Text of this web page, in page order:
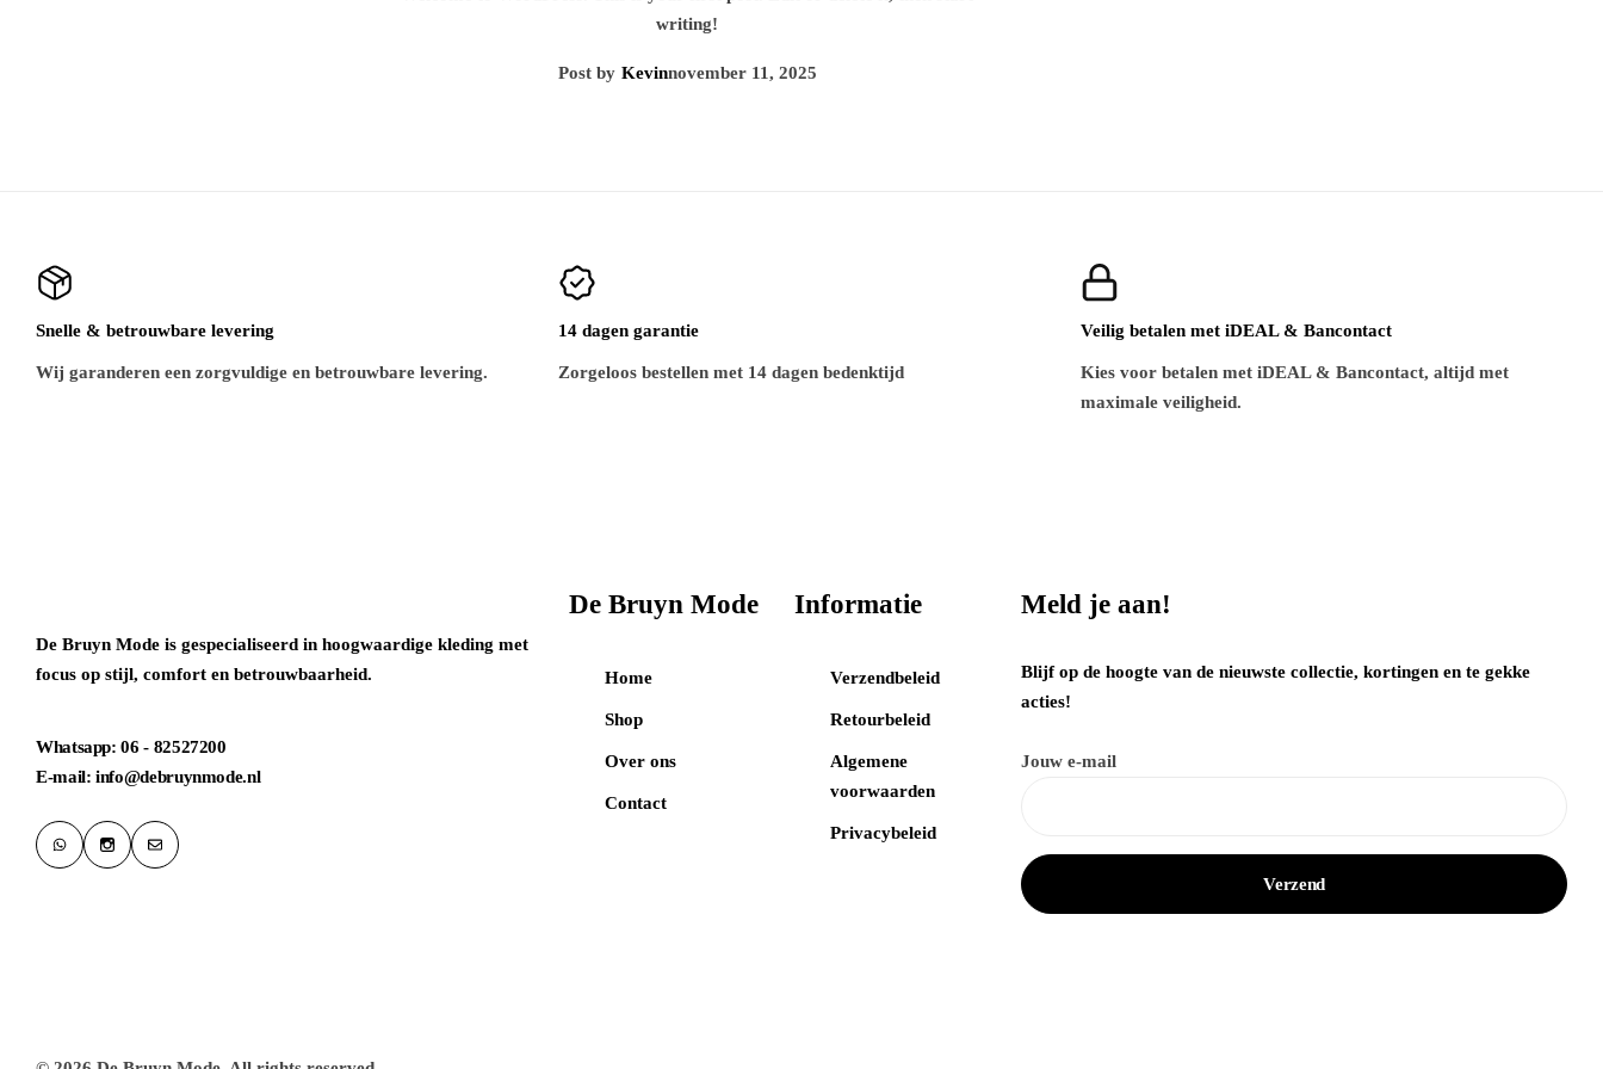
writing!
Post by Kevinnovember 11, 2025
Snelle & betrouwbare levering
Wij garanderen een zorgvuldige en betrouwbare levering.
14 dagen garantie
Zorgeloos bestellen met 14 dagen bedenktijd
Veilig betalen met iDEAL & Bancontact
Kies voor betalen met iDEAL & Bancontact, altijd met
maximale veiligheid.
De Bruyn Mode is gespecialiseerd in hoogwaardige kleding met
focus op stijl, comfort en betrouwbaarheid.
Whatsapp: 06 - 82527200
E-mail: info@debruynmode.nl
De Bruyn Mode
Home
Shop
Over ons
Contact
Informatie
Verzendbeleid
Retourbeleid
Algemene
voorwaarden
Privacybeleid
Meld je aan!
Blijf op de hoogte van de nieuwste collectie, kortingen en te gekke
acties!
Jouw e-mail